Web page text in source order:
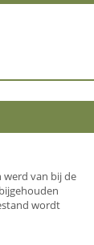
werd van bij de
wordt